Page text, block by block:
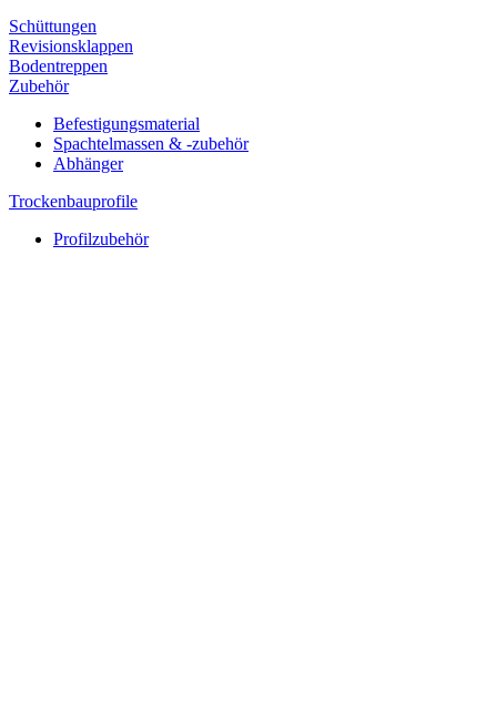
Schüttungen
Revisionsklappen
Bodentreppen
Zubehör
Befestigungsmaterial
Spachtelmassen & -zubehör
Abhänger
Trockenbauprofile
Profilzubehör